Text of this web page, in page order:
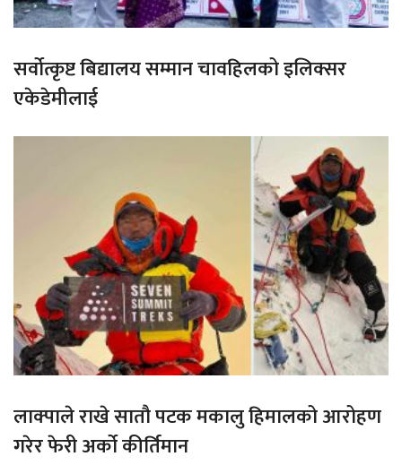
सर्वोत्कृष्ट बिद्यालय सम्मान चावहिलको इलिक्सर
एकेडेमीलाई
लाक्पाले राखे सातौ पटक मकालु हिमालको आरोहण
गरेर फेरी अर्को कीर्तिमान